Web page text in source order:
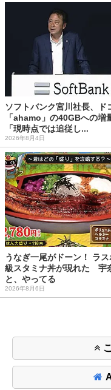
ソフトバンク宮川社長、ド
「ahamo」の40GBへの増
「現時点では追従し...
2026年8月4日
うなぎ一尾がドーン！ ラス
級スタミナ丼が現れた 宇
と、やってる
2026年8月6日